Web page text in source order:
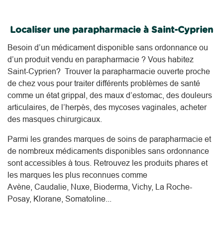
Localiser une parapharmacie à Saint-Cyprien
Besoin d’un médicament disponible sans ordonnance ou
d’un produit vendu en parapharmacie ? Vous habitez
Saint-Cyprien? Trouver la parapharmacie ouverte proche
de chez vous pour traiter différents problèmes de santé
comme un état grippal, des maux d’estomac, des douleurs
articulaires, de l’herpès, des mycoses vaginales, acheter
des masques chirurgicaux.
Parmi les grandes marques de soins de parapharmacie et
de nombreux médicaments disponibles sans ordonnance
sont accessibles à tous. Retrouvez les produits phares et
les marques les plus reconnues comme
Avène, Caudalie, Nuxe, Bioderma, Vichy, La Roche-
Posay, Klorane, Somatoline...